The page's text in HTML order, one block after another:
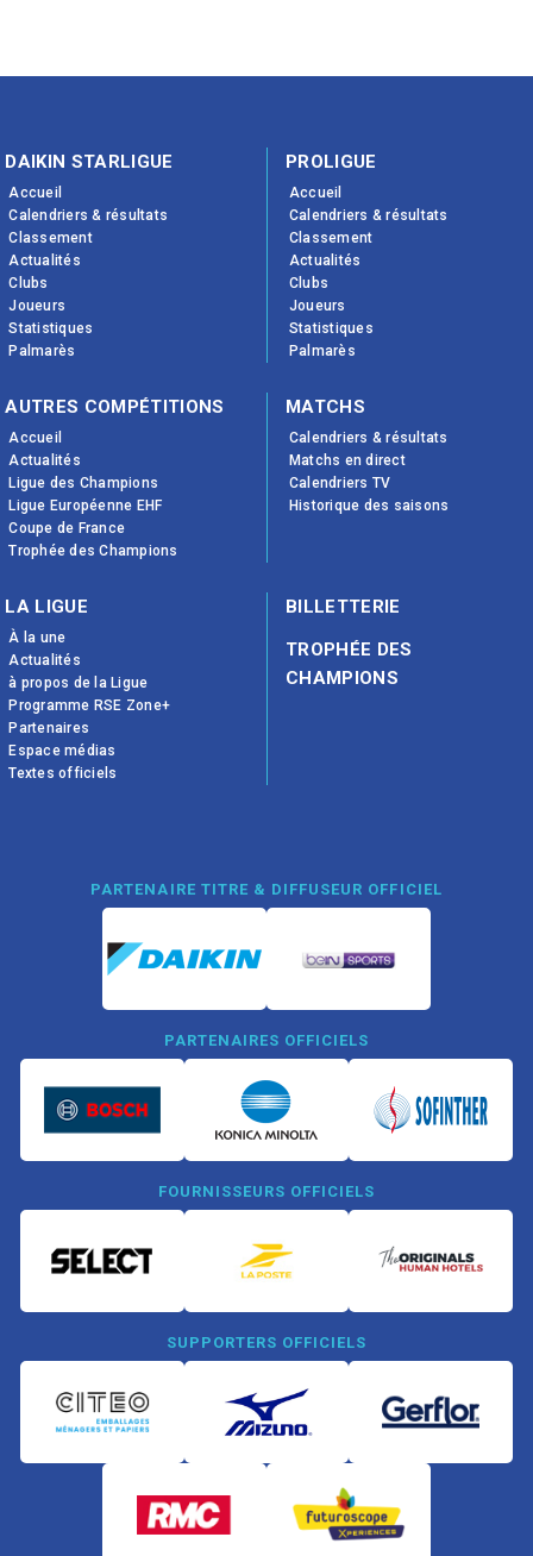
DAIKIN STARLIGUE
Accueil
Calendriers & résultats
Classement
Actualités
Clubs
Joueurs
Statistiques
Palmarès
PROLIGUE
Accueil
Calendriers & résultats
Classement
Actualités
Clubs
Joueurs
Statistiques
Palmarès
AUTRES COMPÉTITIONS
Accueil
Actualités
Ligue des Champions
Ligue Européenne EHF
Coupe de France
Trophée des Champions
MATCHS
Calendriers & résultats
Matchs en direct
Calendriers TV
Historique des saisons
LA LIGUE
À la une
Actualités
à propos de la Ligue
Programme RSE Zone+
Partenaires
Espace médias
Textes officiels
BILLETTERIE
TROPHÉE DES
CHAMPIONS
PARTENAIRE TITRE & DIFFUSEUR OFFICIEL
PARTENAIRES OFFICIELS
FOURNISSEURS OFFICIELS
SUPPORTERS OFFICIELS